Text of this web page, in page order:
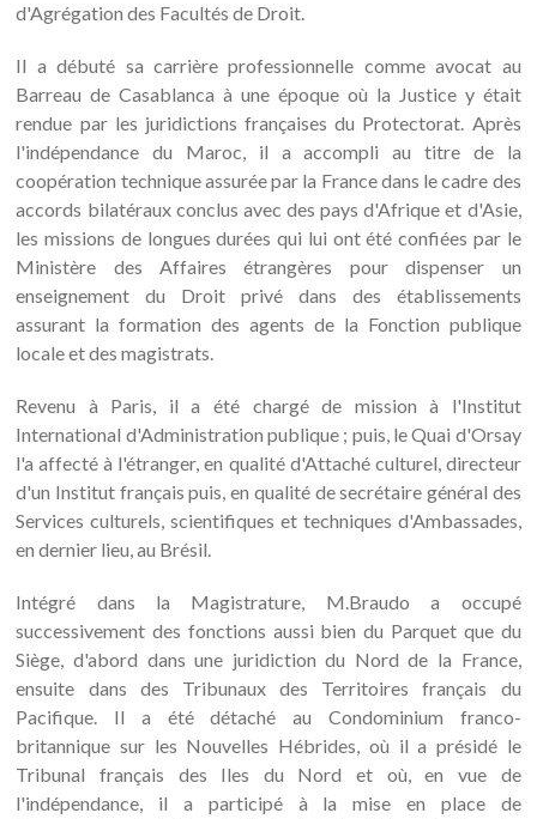
d'Agrégation des Facultés de Droit.
Il a débuté sa carrière professionnelle comme avocat au
Barreau de Casablanca à une époque où la Justice y était
rendue par les juridictions françaises du Protectorat. Après
l'indépendance du Maroc, il a accompli au titre de la
coopération technique assurée par la France dans le cadre des
accords bilatéraux conclus avec des pays d'Afrique et d'Asie,
les missions de longues durées qui lui ont été confiées par le
Ministère des Affaires étrangères pour dispenser un
enseignement du Droit privé dans des établissements
assurant la formation des agents de la Fonction publique
locale et des magistrats.
Revenu à Paris, il a été chargé de mission à l'Institut
International d'Administration publique ; puis, le Quai d'Orsay
l'a affecté à l'étranger, en qualité d'Attaché culturel, directeur
d'un Institut français puis, en qualité de secrétaire général des
Services culturels, scientifiques et techniques d'Ambassades,
en dernier lieu, au Brésil.
Intégré dans la Magistrature, M.Braudo a occupé
successivement des fonctions aussi bien du Parquet que du
Siège, d'abord dans une juridiction du Nord de la France,
ensuite dans des Tribunaux des Territoires français du
Pacifique. Il a été détaché au Condominium franco-
britannique sur les Nouvelles Hébrides, où il a présidé le
Tribunal français des Iles du Nord et où, en vue de
l'indépendance, il a participé à la mise en place de